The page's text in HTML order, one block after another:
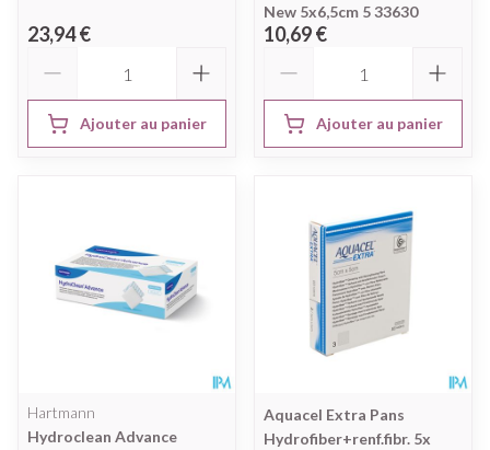
23,94 €
Ajouter au panier
New 5x6,5cm 5 33630
10,69 €
Ajouter au panier
Hartmann
Hydroclean Advance
Aquacel Extra Pans
Hydrofiber+renf.fibr. 5x